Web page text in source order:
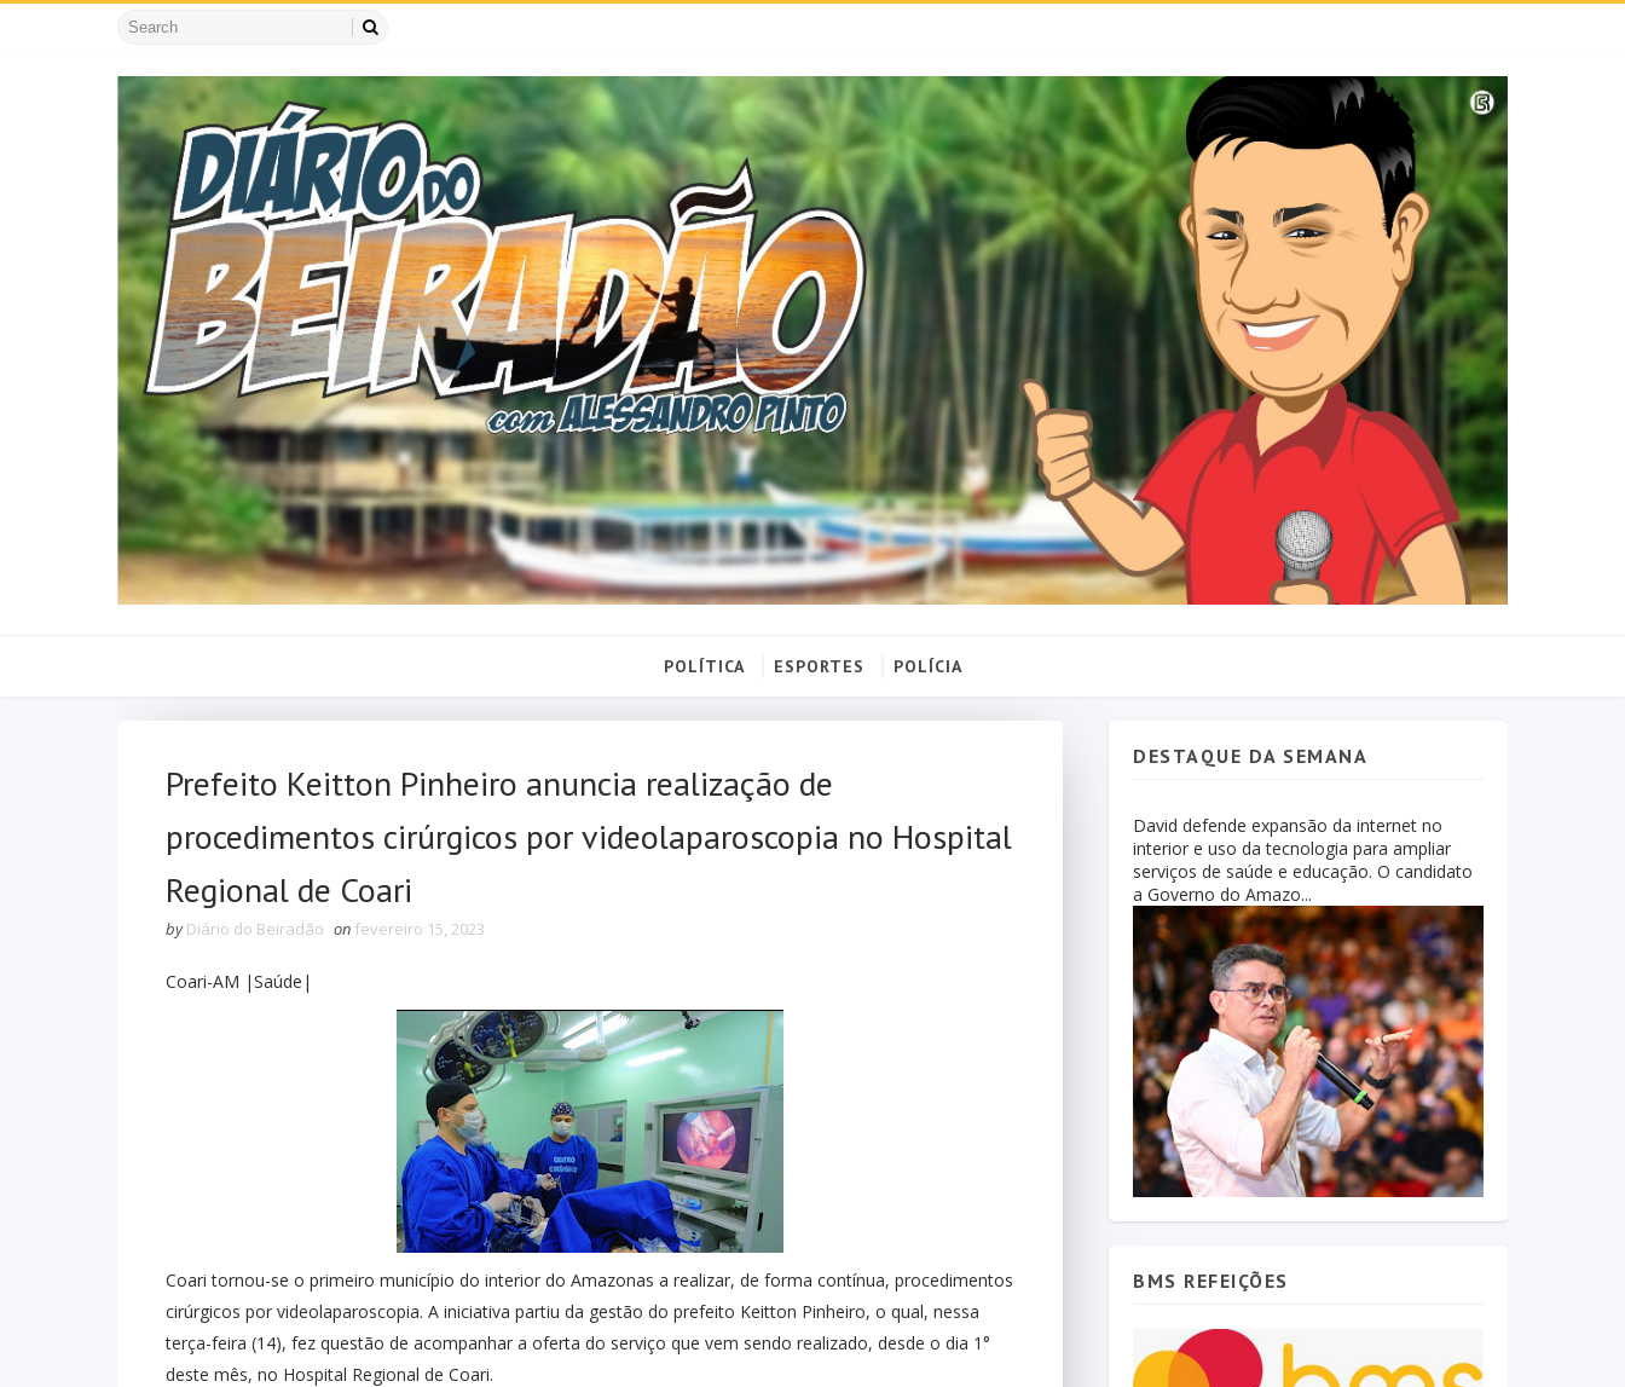
POLÍTICA ESPORTES POLÍCIA
Prefeito Keitton Pinheiro anuncia realização de
procedimentos cirúrgicos por videolaparoscopia no Hospital
Regional de Coari
by Diário do Beiradão on fevereiro 15, 2023
Coari-AM |Saúde|
Coari tornou-se o primeiro município do interior do Amazonas a realizar, de forma contínua, procedimentos
cirúrgicos por videolaparoscopia. A iniciativa partiu da gestão do prefeito Keitton Pinheiro, o qual, nessa
terça-feira (14), fez questão de acompanhar a oferta do serviço que vem sendo realizado, desde o dia 1°
deste mês, no Hospital Regional de Coari.
DESTAQUE DA SEMANA
David defende expansão da internet no
interior e uso da tecnologia para ampliar
serviços de saúde e educação. O candidato
a Governo do Amazo...
BMS REFEIÇÕES